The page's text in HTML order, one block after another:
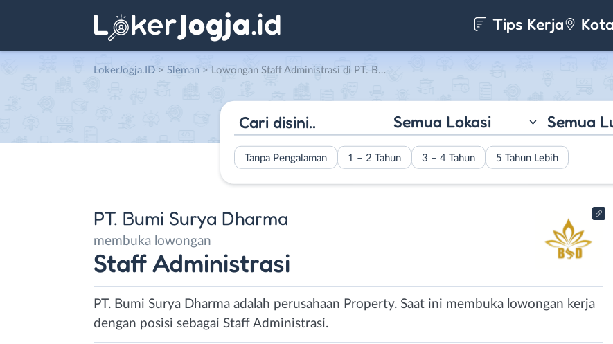
Tips Kerja
LokerJogja.ID > Sleman > Lowongan Staff Administrasi di PT. Bumi Surya Dharma
Semua Lokasi Semua
Tanpa Pengalaman 1 – 2 Tahun 3 – 4 Tahun 5 Tahun Lebih
PT. Bumi Surya Dharma
membuka lowongan
Staff Administrasi
PT. Bumi Surya Dharma adalah perusahaan Property. Saat ini membuka lowongan kerja
dengan posisi sebagai Staff Administrasi.